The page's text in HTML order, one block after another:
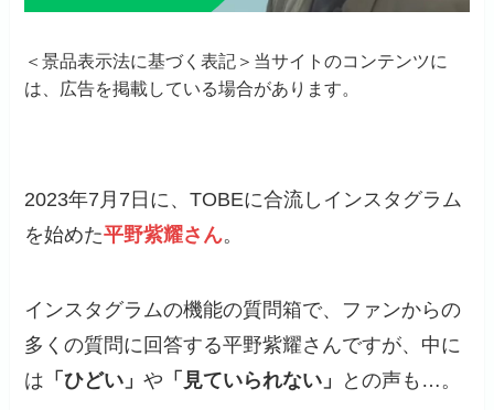
＜景品表示法に基づく表記＞当サイトのコンテンツに
は、広告を掲載している場合があります。
2023年7月7日に、TOBEに合流しインスタグラム
を始めた平野紫耀さん。
インスタグラムの機能の質問箱で、ファンからの
多くの質問に回答する平野紫耀さんですが、中に
は 「ひどい」や 「見ていられない」 との声も…。